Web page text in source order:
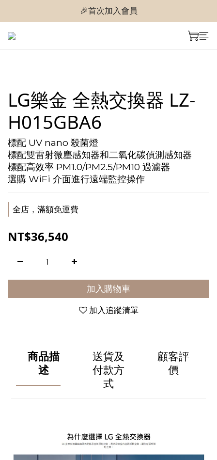
🎉首次加入會員
🎉首次加入會員
LG樂金 全熱交換器 LZ-
H015GBA6
標配 UV nano 殺菌燈
標配雙雷射微塵感知器和二氧化碳偵測感知器
標配高效率 PM1.0/PM2.5/PM10 過濾器
選購 WiFi 介面進行遠端監控操作
全店，滿額免運費
NT$36,540
加入購物車
加入追蹤清單
商品描
述
送貨及
付款方
式
顧客評
價